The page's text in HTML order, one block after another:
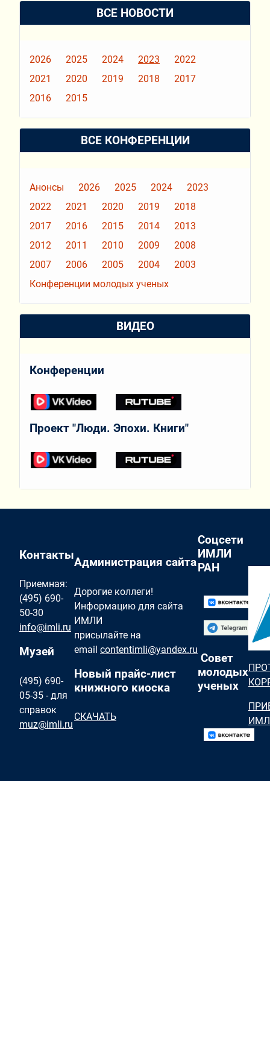
ВСЕ НОВОСТИ
2026 2025 2024 2023
2022
2021
2020 2019 2018
2017
2016
2015
ВСЕ КОНФЕРЕНЦИИ
Анонсы 2026 2025 2024
2023
2022
2021 2020 2019
2018
2017
2016 2015 2014
2013
2012
2011 2010 2009
2008
2007
2006 2005 2004
2003
Конференции молодых ученых
ВИДЕО
Конференции
Проект "Люди. Эпохи. Книги"
Контакты
Приемная:
(495) 690-
50-30
info@imli.ru
Музей
(495) 690-
05-35 - для
справок
muz@imli.ru
Администрация сайта
Дорогие коллеги!
Информацию для сайта
ИМЛИ
присылайте на
email contentimli@yandex.ru
Новый прайс-лист
книжного киоска
СКАЧАТЬ
Соцсети
ИМЛИ
РАН
Совет
молодых
ученых